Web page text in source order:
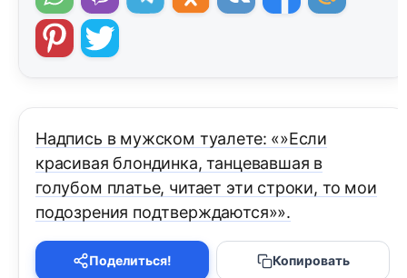
Надпись в мужском туалете: «»Если
красивая блондинка, танцевавшая в
голубом платье, читает эти строки, то мои
подозрения подтверждаются»».
Поделиться! Копировать